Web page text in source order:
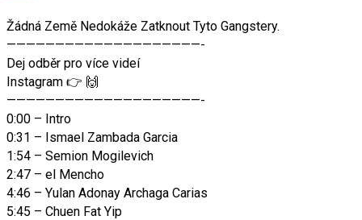
Žádná Země Nedokáže Zatknout Tyto Gangstery.
————————————————————-
Dej odběr pro více videí
Instagram 👉 🙌
————————————————————-
0:00 – Intro
0:31 – Ismael Zambada Garcia
1:54 – Semion Mogilevich
2:47 – el Mencho
4:46 – Yulan Adonay Archaga Carias
5:45 – Chuen Fat Yip